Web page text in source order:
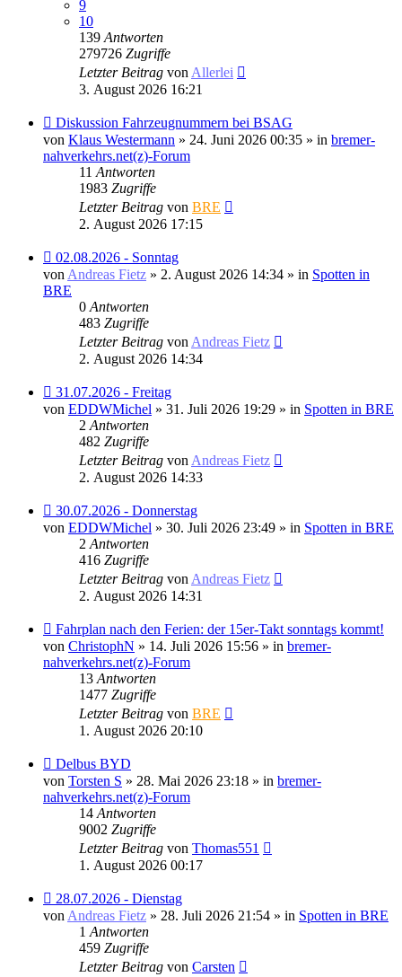
9
10
139 Antworten
279726 Zugriffe
Letzter Beitrag von Allerlei
3. August 2026 16:21
Neuer
Beitrag
Diskussion Fahrzeugnummern bei BSAG
von Klaus Westermann » 24. Juni 2026 00:35 » in bremer-
nahverkehrs.net(z)-Forum
11 Antworten
1983 Zugriffe
Letzter Beitrag von BRE
2. August 2026 17:15
Neuer
Beitrag
02.08.2026 - Sonntag
von Andreas Fietz » 2. August 2026 14:34 » in Spotten in
BRE
0 Antworten
483 Zugriffe
Letzter Beitrag von Andreas Fietz
2. August 2026 14:34
Neuer
Beitrag
31.07.2026 - Freitag
von EDDWMichel » 31. Juli 2026 19:29 » in Spotten in BRE
2 Antworten
482 Zugriffe
Letzter Beitrag von Andreas Fietz
2. August 2026 14:33
Neuer
Beitrag
30.07.2026 - Donnerstag
von EDDWMichel » 30. Juli 2026 23:49 » in Spotten in BRE
2 Antworten
416 Zugriffe
Letzter Beitrag von Andreas Fietz
2. August 2026 14:31
Neuer
Beitrag
Fahrplan nach den Ferien: der 15er-Takt sonntags kommt!
von ChristophN » 14. Juli 2026 15:56 » in bremer-
nahverkehrs.net(z)-Forum
13 Antworten
1477 Zugriffe
Letzter Beitrag von BRE
1. August 2026 20:10
Neuer
Beitrag
Delbus BYD
von Torsten S » 28. Mai 2026 23:18 » in bremer-
nahverkehrs.net(z)-Forum
14 Antworten
9002 Zugriffe
Letzter Beitrag von Thomas551
1. August 2026 00:17
Neuer
Beitrag
28.07.2026 - Dienstag
von Andreas Fietz » 28. Juli 2026 21:54 » in Spotten in BRE
1 Antworten
459 Zugriffe
Letzter Beitrag von Carsten